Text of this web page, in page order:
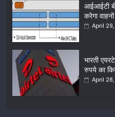
आईआईटी
करेगा
April
भारती
रुपये का
April